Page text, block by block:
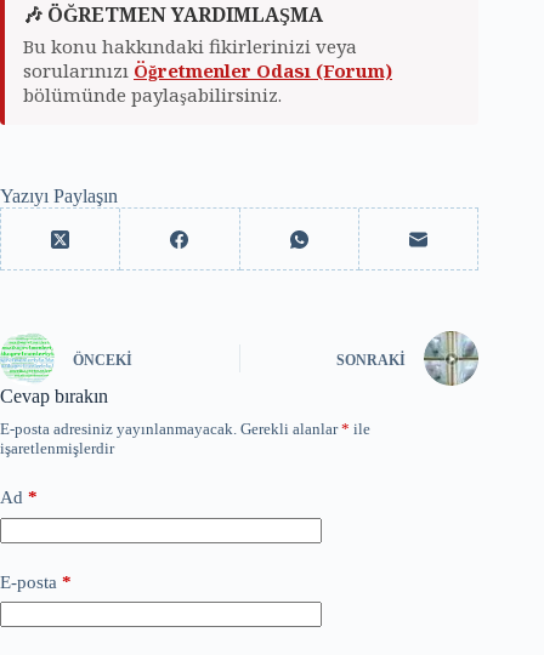
🎶 ÖĞRETMEN YARDIMLAŞMA
Bu konu hakkındaki fikirlerinizi veya
sorularınızı Öğretmenler Odası (Forum)
bölümünde paylaşabilirsiniz.
Yazıyı Paylaşın
ÖNCEKI SONRAKI
Cevap bırakın
E-posta adresiniz yayınlanmayacak. Gerekli alanlar* ile
işaretlenmişlerdir
Ad *
E-posta *